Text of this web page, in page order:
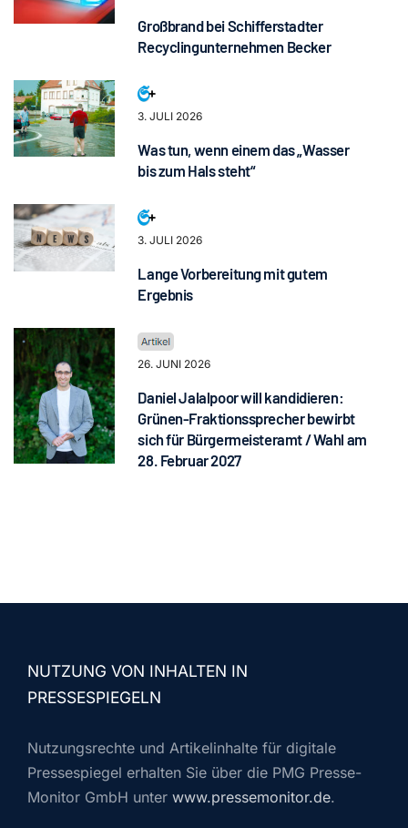
Großbrand bei Schifferstadter
Recyclingunternehmen Becker
3. JULI 2026
Was tun, wenn einem das „Wasser
bis zum Hals steht“
3. JULI 2026
Lange Vorbereitung mit gutem
Ergebnis
26. JUNI 2026
Daniel Jalalpoor will kandidieren:
Grünen-Fraktionssprecher bewirbt
sich für Bürgermeisteramt / Wahl am
28. Februar 2027
NUTZUNG VON INHALTEN IN
PRESSESPIEGELN
Nutzungsrechte und Artikelinhalte für digitale
Pressespiegel erhalten Sie über die PMG Presse-
Monitor GmbH unter www.pressemonitor.de.